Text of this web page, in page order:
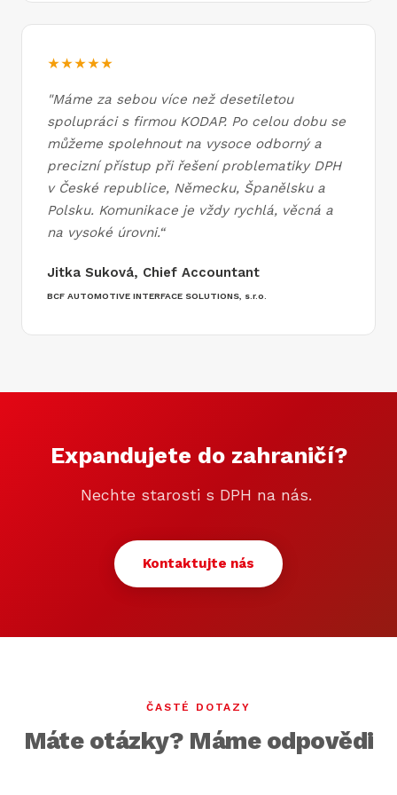
★★★★★
"Máme za sebou více než desetiletou
spolupráci s firmou KODAP. Po celou dobu se
můžeme spolehnout na vysoce odborný a
precizní přístup při řešení problematiky DPH
v České republice, Německu, Španělsku a
Polsku. Komunikace je vždy rychlá, věcná a
na vysoké úrovni.“
Jitka Suková, Chief Accountant
BCF AUTOMOTIVE INTERFACE SOLUTIONS, s.r.o.
Expandujete do zahraničí?
Nechte starosti s DPH na nás.
Kontaktujte nás
ČASTÉ DOTAZY
Máte otázky? Máme odpovědi